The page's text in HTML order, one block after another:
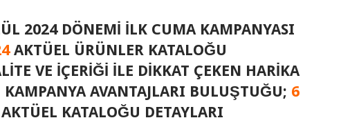
2024 DÖNEMI ILK CUMA KAMPANYASI
AKTÜEL ÜRÜNLER KATALOĞU
VE İÇERIĞI ILE DIKKAT ÇEKEN HARIKA
AVANTAJLARI BULUŞTUĞU; 6
AKTÜEL KATALOĞU DETAYLARI